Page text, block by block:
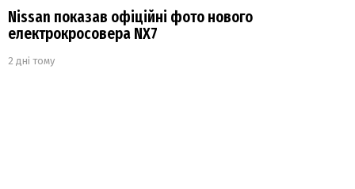
Nissan показав офіційні фото нового
електрокросовера NX7
2 дні тому